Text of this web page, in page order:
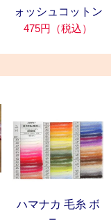
ォッシュコットン
475円（税込）
ハマナカ 毛糸 ボ